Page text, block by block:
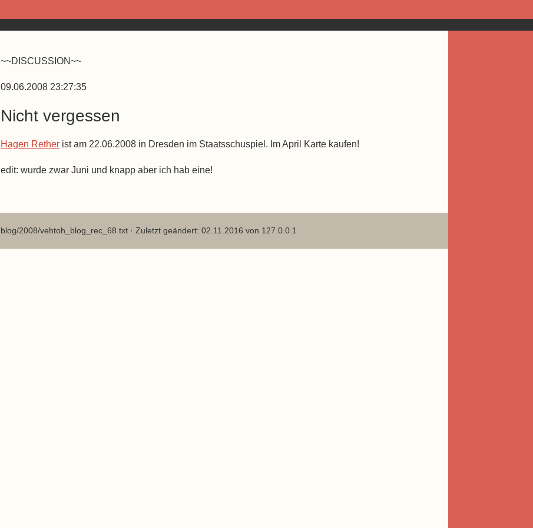
~~DISCUSSION~~
09.06.2008 23:27:35
Nicht vergessen
Hagen Rether ist am 22.06.2008 in Dresden im Staatsschuspiel. Im April Karte kaufen!
edit: wurde zwar Juni und knapp aber ich hab eine!
blog/2008/vehtoh_blog_rec_68.txt · Zuletzt geändert: 02.11.2016 von 127.0.0.1